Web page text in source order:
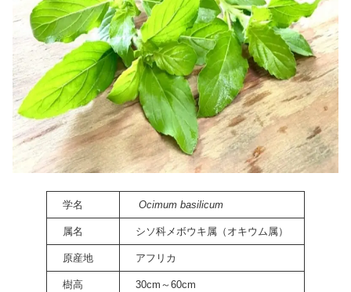
学名 Ocimum basilicum
属名 シソ科メボウキ属（オキウム属）
原産地 アフリカ
樹高 30cm～60cm